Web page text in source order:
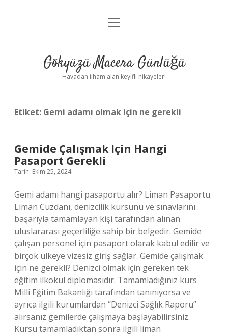
Anasayfa
Yasal Uyarı
menüyü
Gökyüzü Macera Günlüğü
Havadan ilham alan keyifli hikayeler!
Etiket: Gemi adamı olmak için ne gerekli
Gemide Çalışmak Için Hangi
Pasaport Gerekli
Tarih: Ekim 25, 2024
Gemi adamı hangi pasaportu alır? Liman Pasaportu
Liman Cüzdanı, denizcilik kursunu ve sınavlarını
başarıyla tamamlayan kişi tarafından alınan
uluslararası geçerliliğe sahip bir belgedir. Gemide
çalışan personel için pasaport olarak kabul edilir ve
birçok ülkeye vizesiz giriş sağlar. Gemide çalışmak
için ne gerekli? Denizci olmak için gereken tek
eğitim ilkokul diplomasıdır. Tamamladığınız kurs
Milli Eğitim Bakanlığı tarafından tanınıyorsa ve
ayrıca ilgili kurumlardan “Denizci Sağlık Raporu”
alırsanız gemilerde çalışmaya başlayabilirsiniz.
Kursu tamamladıktan sonra ilgili liman